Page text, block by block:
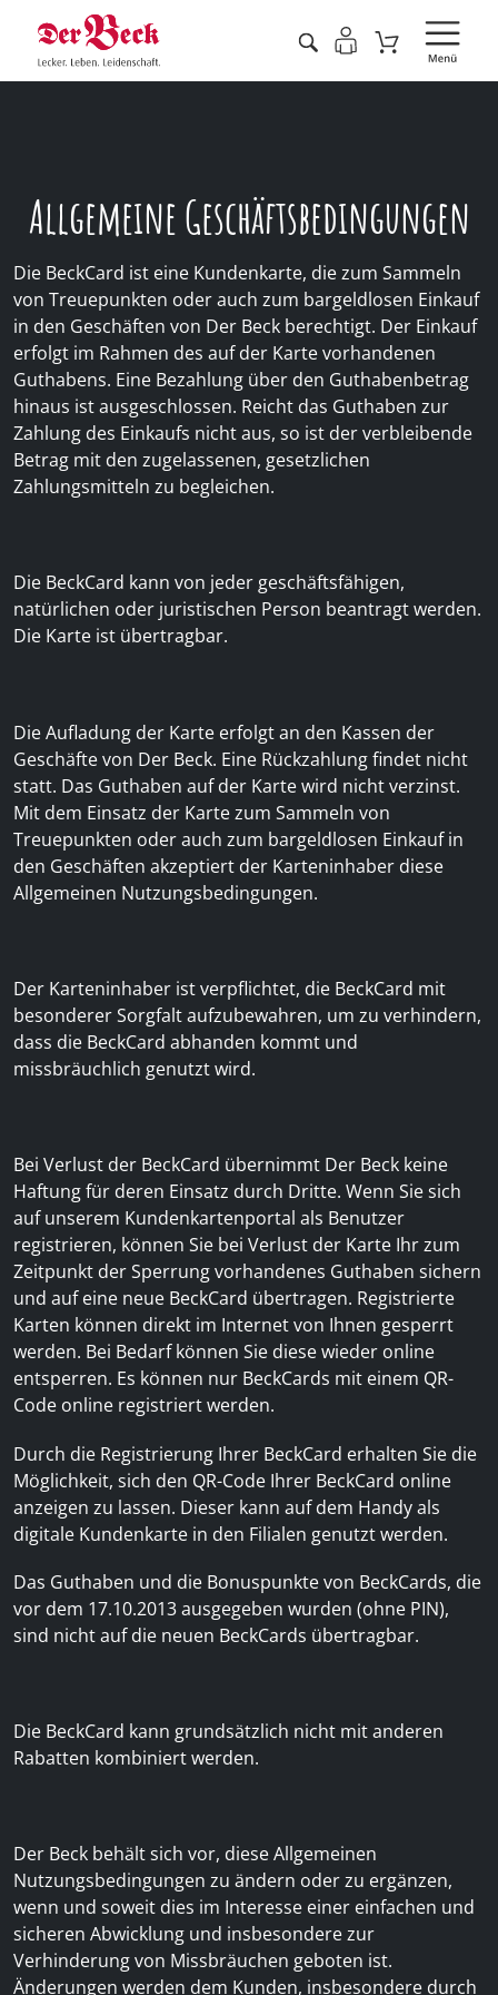
Allgemeine Geschäftsbedingungen
Die BeckCard ist eine Kundenkarte, die zum Sammeln
von Treuepunkten oder auch zum bargeldlosen Einkauf
in den Geschäften von Der Beck berechtigt. Der Einkauf
erfolgt im Rahmen des auf der Karte vorhandenen
Guthabens. Eine Bezahlung über den Guthabenbetrag
hinaus ist ausgeschlossen. Reicht das Guthaben zur
Zahlung des Einkaufs nicht aus, so ist der verbleibende
Betrag mit den zugelassenen, gesetzlichen
Zahlungsmitteln zu begleichen.
Die BeckCard kann von jeder geschäftsfähigen,
natürlichen oder juristischen Person beantragt werden.
Die Karte ist übertragbar.
Die Aufladung der Karte erfolgt an den Kassen der
Geschäfte von Der Beck. Eine Rückzahlung findet nicht
statt. Das Guthaben auf der Karte wird nicht verzinst.
Mit dem Einsatz der Karte zum Sammeln von
Treuepunkten oder auch zum bargeldlosen Einkauf in
den Geschäften akzeptiert der Karteninhaber diese
Allgemeinen Nutzungsbedingungen.
Der Karteninhaber ist verpflichtet, die BeckCard mit
besonderer Sorgfalt aufzubewahren, um zu verhindern,
dass die BeckCard abhanden kommt und
missbräuchlich genutzt wird.
Bei Verlust der BeckCard übernimmt Der Beck keine
Haftung für deren Einsatz durch Dritte. Wenn Sie sich
auf unserem Kundenkartenportal als Benutzer
registrieren, können Sie bei Verlust der Karte Ihr zum
Zeitpunkt der Sperrung vorhandenes Guthaben sichern
und auf eine neue BeckCard übertragen. Registrierte
Karten können direkt im Internet von Ihnen gesperrt
werden. Bei Bedarf können Sie diese wieder online
entsperren. Es können nur BeckCards mit einem QR-
Code online registriert werden.
Durch die Registrierung Ihrer BeckCard erhalten Sie die
Möglichkeit, sich den QR-Code Ihrer BeckCard online
anzeigen zu lassen. Dieser kann auf dem Handy als
digitale Kundenkarte in den Filialen genutzt werden.
Das Guthaben und die Bonuspunkte von BeckCards, die
vor dem 17.10.2013 ausgegeben wurden (ohne PIN),
sind nicht auf die neuen BeckCards übertragbar.
Die BeckCard kann grundsätzlich nicht mit anderen
Rabatten kombiniert werden.
Der Beck behält sich vor, diese Allgemeinen
Nutzungsbedingungen zu ändern oder zu ergänzen,
wenn und soweit dies im Interesse einer einfachen und
sicheren Abwicklung und insbesondere zur
Verhinderung von Missbräuchen geboten ist.
Änderungen werden dem Kunden, insbesondere durch